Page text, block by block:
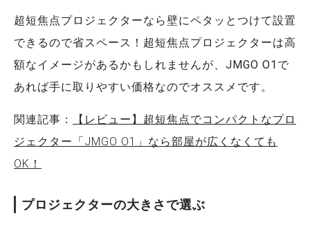
超短焦点プロジェクターなら壁にペタッとつけて設置
できるので省スペース！超短焦点プロジェクターは高
額なイメージがあるかもしれませんが、JMGO O1で
あれば手に取りやすい価格なのでオススメです。
関連記事：
【レビュー】超短焦点でコンパクトなプロ
ジェクター「JMGO O1」なら部屋が広くなくても
OK！
プロジェクターの大きさで選ぶ